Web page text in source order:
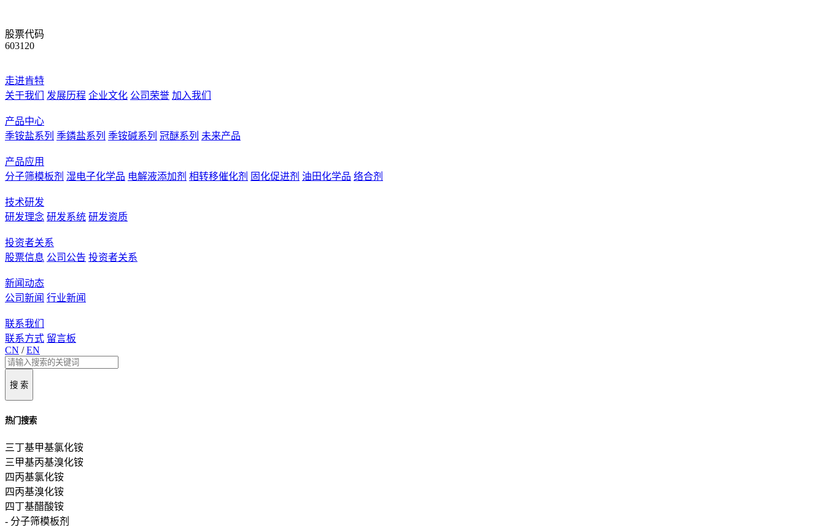
股票代码
603120
走进肯特
关于我们
发展历程 企业文化 公司荣誉 加入我们
产品中心
季铵盐系列 季鏻盐系列 季铵碱系列 冠醚系列 未来产品
产品应用
分子筛模板剂 湿电子化学品 电解液添加剂 相转移催化剂 固化促进剂 油田化学品 络合剂
技术研发
研发理念 研发系统 研发资质
投资者关系
股票信息 公司公告 投资者关系
新闻动态
公司新闻 行业新闻
联系我们
联系方式 留言板
CN / EN
搜 索
热门搜索
三丁基甲基氯化铵
三甲基丙基溴化铵
四丙基氯化铵
四丙基溴化铵
四丁基醋酸铵
- 分子筛模板剂